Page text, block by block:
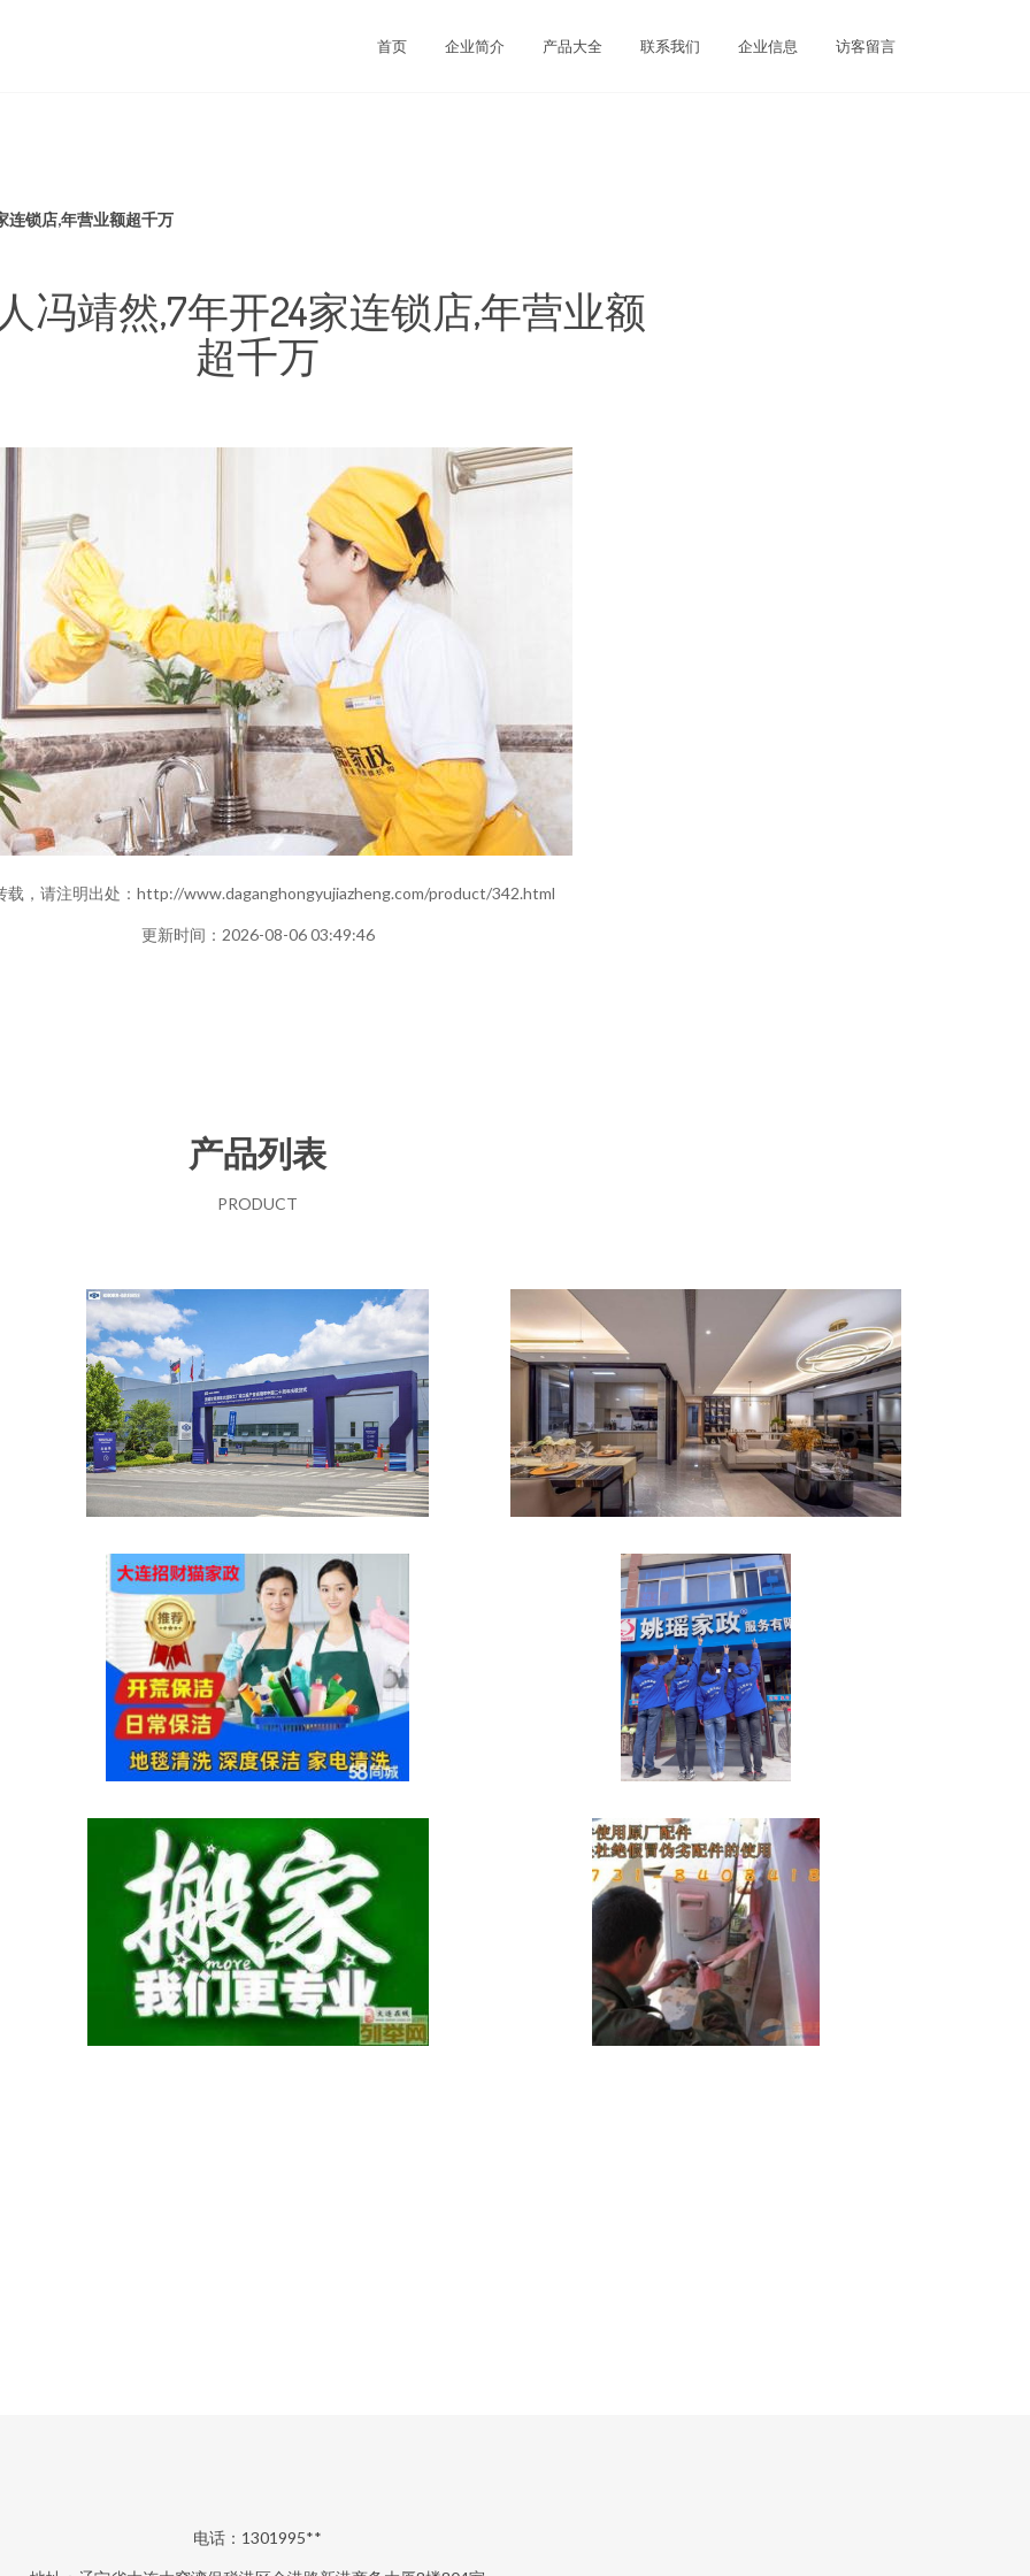
首页 企业简介 产品大全 联系我们 企业信息 访客留言
连锁店,年营业额超千万
冯靖然,7年开24家连锁店,年营业额
超千万
载，请注明出处：http://www.daganghongyujiazheng.com/product/342.html
更新时间：2026-08-06 03:49:46
产品列表
PRODUCT
电话：1301995**